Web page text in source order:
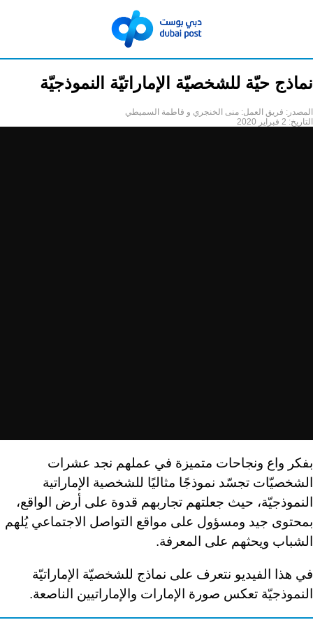
نماذج حيّة للشخصيّة الإماراتيّة النموذجيّة
المصدر: فريق العمل: منى الخنجري و فاطمة السميطي
التاريخ: 2 فبراير 2020
بفكر واع ونجاحات متميزة في عملهم نجد عشرات
الشخصيّات تجسّد نموذجًا مثاليًا للشخصية الإماراتية
النموذجيّة، حيث جعلتهم تجاربهم قدوة على أرض الواقع،
بمحتوى جيد ومسؤول على مواقع التواصل الاجتماعي يُلهم
الشباب ويحثهم على المعرفة.
في هذا الفيديو نتعرف على نماذج للشخصيّة الإماراتيّة
النموذجيّة تعكس صورة الإمارات والإماراتيين الناصعة.